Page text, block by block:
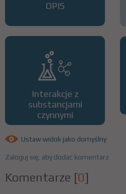
OPIS
Interakcje z
substancjami
czynnymi
Ustaw widok jako domyślny
Zaloguj się, aby dodać komentarz
Komentarze [0]